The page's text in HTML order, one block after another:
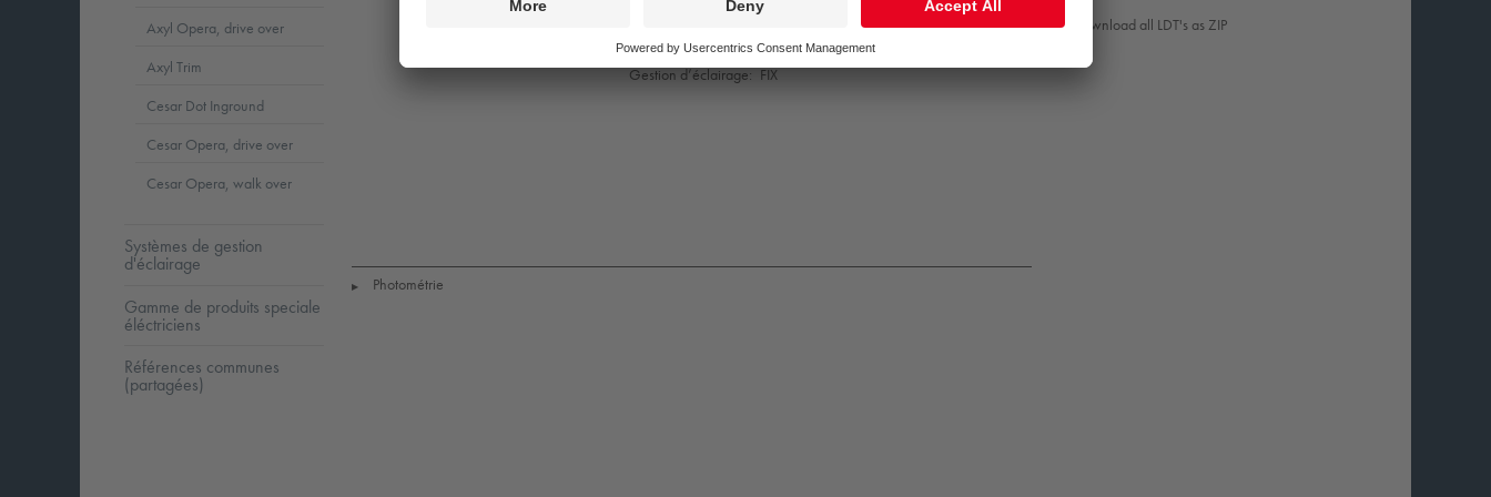
Download all LDT's as ZIP
Vie utile nominale (B10)*:
L80 70000 h à 25 °C
Puissance du luminaire*: 3,6 W
Gestion d’éclairage: FIX
▶ Photométrie
Axyl Opera, drive over
Axyl Trim
Cesar Dot Inground
Cesar Opera, drive over
Cesar Opera, walk over
Systèmes de gestion
d'éclairage
Gamme de produits speciale
éléctriciens
Références communes
(partagées)